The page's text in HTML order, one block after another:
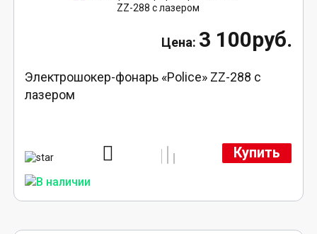
3 100руб.
Электрошокер-фонарь «Police» ZZ-288 с
лазером
Купить